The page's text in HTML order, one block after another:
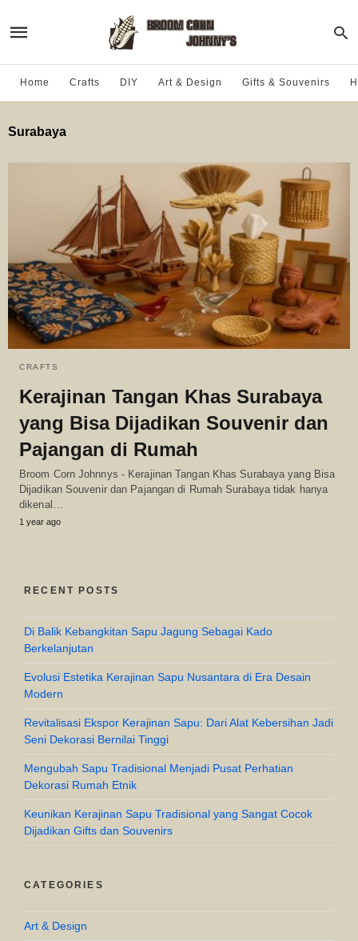
Home Crafts DIY Art & Design Gifts & Souvenirs
Surabaya
CRAFTS
Kerajinan Tangan Khas Surabaya
yang Bisa Dijadikan Souvenir dan
Pajangan di Rumah
Broom Corn Johnnys - Kerajinan Tangan Khas Surabaya yang Bisa
Dijadikan Souvenir dan Pajangan di Rumah Surabaya tidak hanya
dikenal…
1 year ago
RECENT POSTS
Di Balik Kebangkitan Sapu Jagung Sebagai Kado
Berkelanjutan
Evolusi Estetika Kerajinan Sapu Nusantara di Era Desain
Modern
Revitalisasi Ekspor Kerajinan Sapu: Dari Alat Kebersihan Jadi
Seni Dekorasi Bernilai Tinggi
Mengubah Sapu Tradisional Menjadi Pusat Perhatian
Dekorasi Rumah Etnik
Keunikan Kerajinan Sapu Tradisional yang Sangat Cocok
Dijadikan Gifts dan Souvenirs
CATEGORIES
Art & Design